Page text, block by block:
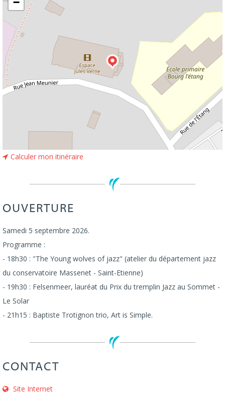
Calculer mon itinéraire
OUVERTURE
Samedi 5 septembre 2026.
Programme :
- 18h30 : "The Young wolves of jazz" (atelier du département jazz
du conservatoire Massenet - Saint-Etienne)
- 19h30 : Felsenmeer, lauréat du Prix du tremplin Jazz au Sommet -
Le Solar
- 21h15 : Baptiste Trotignon trio, Art is Simple.
CONTACT
Site Internet